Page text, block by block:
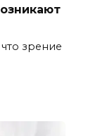
зрение